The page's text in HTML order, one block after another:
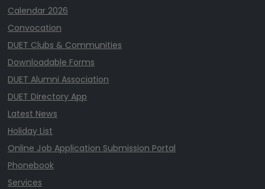
Calendar 2026
Convocation
DUET Clubs & Communities
Downloadable Forms
DUET Alumni Association
DUET Directory App
Latest News
Holiday List
Online Job Application Submission Portal
Phonebook
Services